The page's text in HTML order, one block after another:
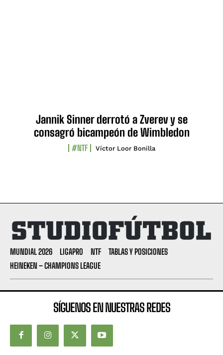
Jannik Sinner derrotó a Zverev y se
consagró bicampeón de Wimbledon
#NTF Víctor Loor Bonilla
MUNDIAL 2026 LIGAPRO NTF
TABLAS Y POSICIONES
HEINEKEN – CHAMPIONS LEAGUE
SÍGUENOS EN NUESTRAS REDES